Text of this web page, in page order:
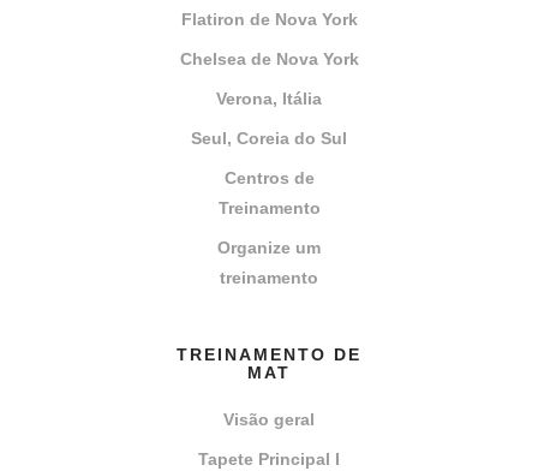
Flatiron de Nova York
Chelsea de Nova York
Verona, Itália
Seul, Coreia do Sul
Centros de
Treinamento
Organize um
treinamento
TREINAMENTO DE
MAT
Visão geral
Tapete Principal I